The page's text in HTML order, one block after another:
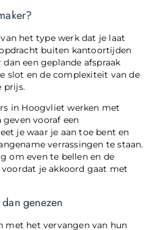
het type werk dat je laat
buiten kantoortijden
een geplande afspraak
slot en de complexiteit van de
prijs.
in Hoogvliet werken met
vooraf een
je waar je aan toe bent en
verrassingen te staan.
om even te bellen en de
je akkoord gaat met
genezen
met het vervangen van hun